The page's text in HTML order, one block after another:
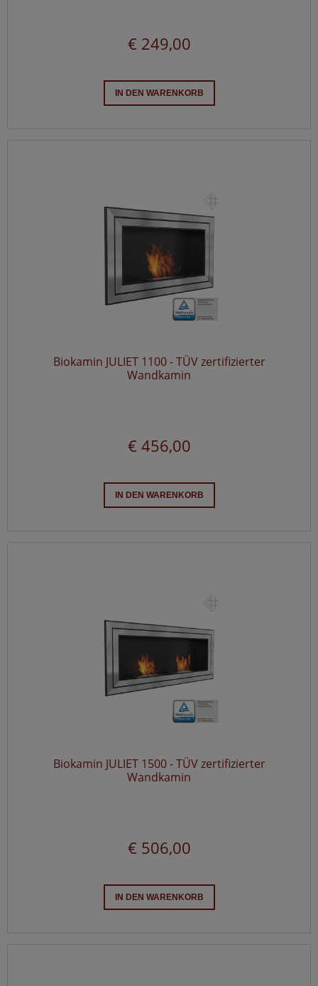
€ 249,00
IN DEN WARENKORB
Biokamin JULIET 1100 - TÜV zertifizierter
Wandkamin
€ 456,00
IN DEN WARENKORB
Biokamin JULIET 1500 - TÜV zertifizierter
Wandkamin
€ 506,00
IN DEN WARENKORB